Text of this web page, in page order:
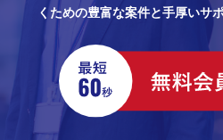
くための豊富な案件と手厚いサ